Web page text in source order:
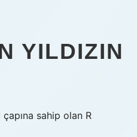
YILDIZIN
sahip olan R